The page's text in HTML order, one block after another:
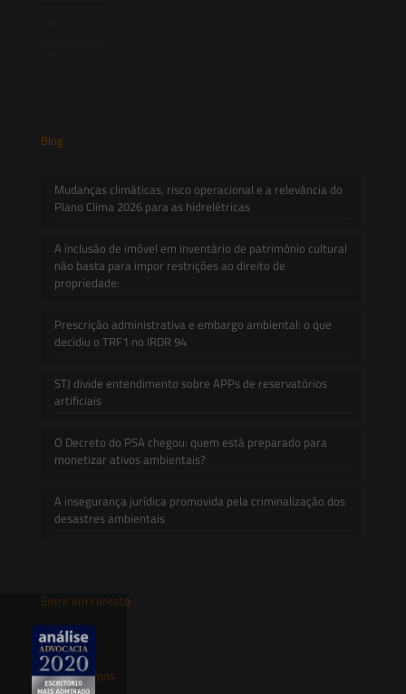
Blog
Mudanças climáticas, risco operacional e a relevância do
Plano Clima 2026 para as hidrelétricas
A inclusão de imóvel em inventário de patrimônio cultural
não basta para impor restrições ao direito de
propriedade:
Prescrição administrativa e embargo ambiental: o que
decidiu o TRF1 no IRDR 94
STJ divide entendimento sobre APPs de reservatórios
artificiais
O Decreto do PSA chegou: quem está preparado para
monetizar ativos ambientais?
A insegurança jurídica promovida pela criminalização dos
desastres ambientais
Entre em contato
contato@saesadvogados.com.br
Onde estamos